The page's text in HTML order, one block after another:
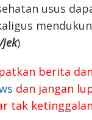
usus
)
berita
dan jangan
tak